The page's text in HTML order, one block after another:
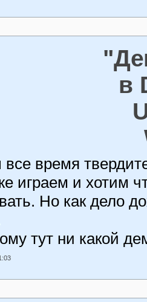
в
все время
играем и хотим
Но как дело
тут ни какой